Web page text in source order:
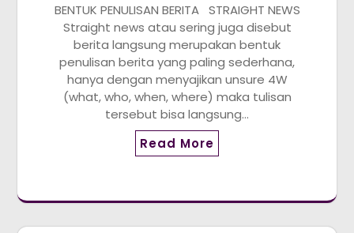
BENTUK PENULISAN BERITA STRAIGHT NEWS
Straight news atau sering juga disebut
berita langsung merupakan bentuk
penulisan berita yang paling sederhana,
hanya dengan menyajikan unsure 4W
(what, who, when, where) maka tulisan
tersebut bisa langsung…
Read More